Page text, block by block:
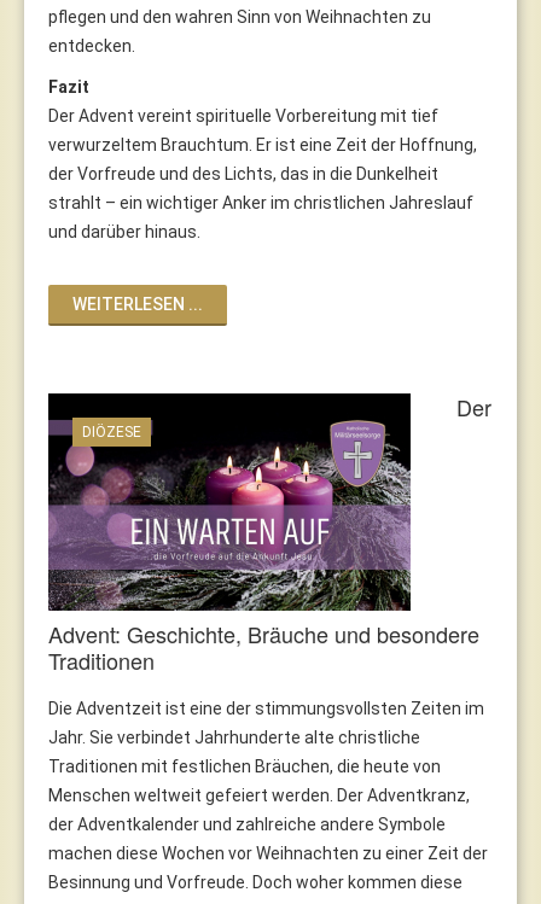
pflegen und den wahren Sinn von Weihnachten zu
entdecken.
Fazit
Der Advent vereint spirituelle Vorbereitung mit tief
verwurzeltem Brauchtum. Er ist eine Zeit der Hoffnung,
der Vorfreude und des Lichts, das in die Dunkelheit
strahlt – ein wichtiger Anker im christlichen Jahreslauf
und darüber hinaus.
WEITERLESEN ...
DIÖZESE
Der
Advent: Geschichte, Bräuche und besondere
Traditionen
Die Adventzeit ist eine der stimmungsvollsten Zeiten im
Jahr. Sie verbindet Jahrhunderte alte christliche
Traditionen mit festlichen Bräuchen, die heute von
Menschen weltweit gefeiert werden. Der Adventkranz,
der Adventkalender und zahlreiche andere Symbole
machen diese Wochen vor Weihnachten zu einer Zeit der
Besinnung und Vorfreude. Doch woher kommen diese